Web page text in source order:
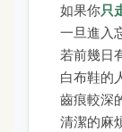
如果你只
一旦進入
若前幾日
白布鞋的
齒痕較深
清潔的麻